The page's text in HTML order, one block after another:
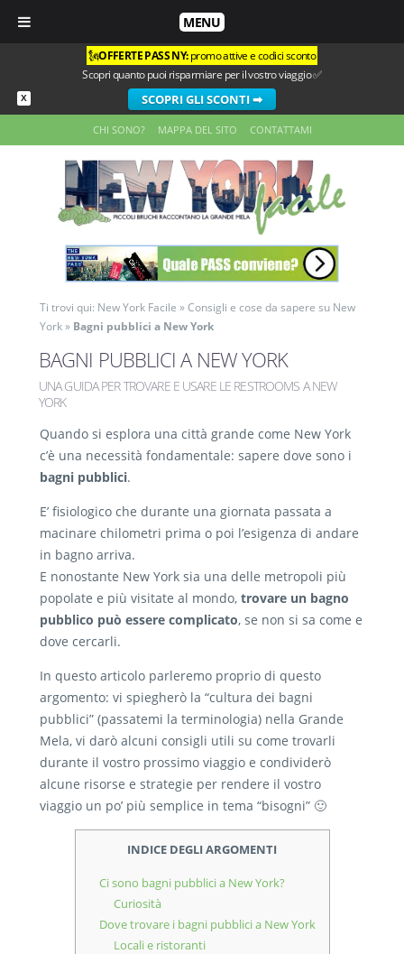
MENU
X
🗽OFFERTE PASS NY:promo attive e codici sconto
Scopri quanto puoi risparmiare per il vostro viaggio ✅
SCOPRI GLI SCONTI ➡
CHI SONO? MAPPA DEL SITO CONTATTAMI
Ti trovi qui: New York Facile »Consigli e cose da sapere su New
York» Bagni pubblici a New York
BAGNI PUBBLICI A NEW YORK
UNA GUIDA PER TROVARE E USARE LE RESTROOMS A NEW
YORK
Quando si esplora una città grande come New York
c’è una necessità fondamentale: sapere dove sono i
bagni pubblici.
E’ fisiologico che durante una giornata passata a
macinare chilometri prima o poi l’esigenza di andare
in bagno arriva.
E nonostante New York sia una delle metropoli più
popolate e più visitate al mondo, trovare un bagno
pubblico può essere complicato, se non si sa come e
dove cercarli.
In questo articolo parleremo proprio di questo
argomento: vi spiegherò la “cultura dei bagni
pubblici” (passatemi la terminologia) nella Grande
Mela, vi darò alcuni consigli utili su come trovarli
durante il vostro prossimo viaggio e condividerò
alcune risorse e strategie per rendere il vostro
viaggio un po’ più semplice in tema “bisogni” 🙂
INDICE DEGLI ARGOMENTI
Ci sono bagni pubblici a New York?
Curiosità
Dove trovare i bagni pubblici a New York
Locali e ristoranti